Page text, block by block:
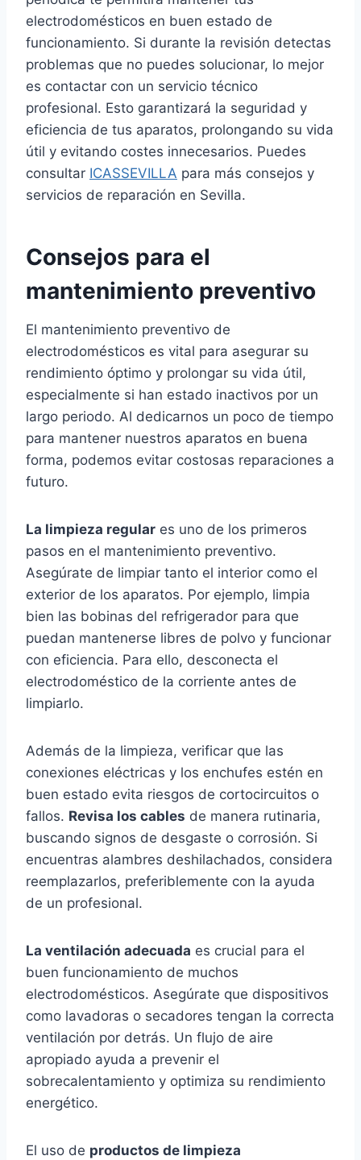
electrodomésticos en buen estado de
funcionamiento. Si durante la revisión detectas
problemas que no puedes solucionar, lo mejor
es contactar con un servicio técnico
profesional. Esto garantizará la seguridad y
eficiencia de tus aparatos, prolongando su vida
útil y evitando costes innecesarios. Puedes
consultar ICASSEVILLA para más consejos y
servicios de reparación en Sevilla.
Consejos para el
mantenimiento preventivo
El mantenimiento preventivo de
electrodomésticos es vital para asegurar su
rendimiento óptimo y prolongar su vida útil,
especialmente si han estado inactivos por un
largo periodo. Al dedicarnos un poco de tiempo
para mantener nuestros aparatos en buena
forma, podemos evitar costosas reparaciones a
futuro.
La limpieza regular es uno de los primeros
pasos en el mantenimiento preventivo.
Asegúrate de limpiar tanto el interior como el
exterior de los aparatos. Por ejemplo, limpia
bien las bobinas del refrigerador para que
puedan mantenerse libres de polvo y funcionar
con eficiencia. Para ello, desconecta el
electrodoméstico de la corriente antes de
limpiarlo.
Además de la limpieza, verificar que las
conexiones eléctricas y los enchufes estén en
buen estado evita riesgos de cortocircuitos o
fallos. Revisa los cables de manera rutinaria,
buscando signos de desgaste o corrosión. Si
encuentras alambres deshilachados, considera
reemplazarlos, preferiblemente con la ayuda
de un profesional.
La ventilación adecuada es crucial para el
buen funcionamiento de muchos
electrodomésticos. Asegúrate que dispositivos
como lavadoras o secadores tengan la correcta
ventilación por detrás. Un flujo de aire
apropiado ayuda a prevenir el
sobrecalentamiento y optimiza su rendimiento
energético.
El uso de productos de limpieza